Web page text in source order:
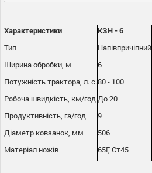
Характеристики
КЗН - 6
Тип
Напівпричіпний
Ширина обробки, м
6
Потужність трактора, л. с.80 - 100
Робоча швидкість, км/годДо 20
Продуктивність, га/год
9
Діаметр ковзанок, мм
506
Матеріал ножів
65Г, Ст45